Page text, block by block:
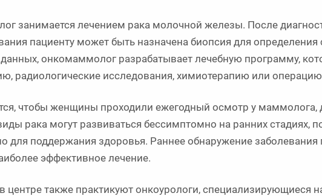
занимается лечением рака молочной железы. После
пациенту может быть назначена биопсия для
онкомаммолог разрабатывает лечебную программу,
радиологические исследования, химиотерапию или
чтобы женщины проходили ежегодный осмотр у маммолога,
рака могут развиваться бессимптомно на ранних стадиях,
для поддержания здоровья. Раннее обнаружение
эффективное лечение.
центре также практикуют онкоурологи, специализирующиеся